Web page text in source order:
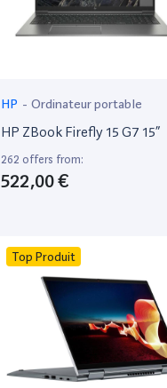
HP - Ordinateur portable
HP ZBook Firefly 15 G7 15”
262 offers from:
522,00 €
Top Produit